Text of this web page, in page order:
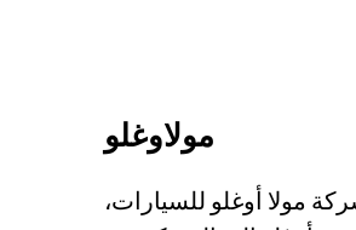
مولاوغلو
مولا أوغلو للسيارات،